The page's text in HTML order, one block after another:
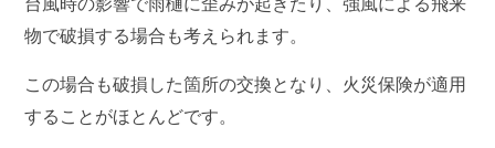
台風時の影響で雨樋に歪みが起きたり、強風による飛来
物で破損する場合も考えられます。
この場合も破損した箇所の交換となり、火災保険が適用
することがほとんどです。